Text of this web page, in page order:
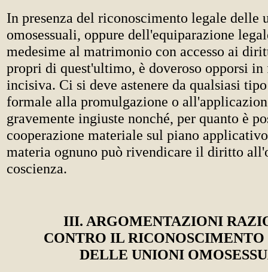
In presenza del riconoscimento legale delle
omosessuali, oppure dell'equiparazione
medesime al matrimonio con accesso ai
propri di quest'ultimo, è doveroso opporsi in
incisiva. Ci si deve astenere da qualsiasi
formale alla promulgazione o
gravemente ingiuste nonché, per quanto è
cooperazione materiale sul piano
materia ognuno può rivendicare il diritto
coscienza.
III. ARGOMENTAZIONI
CONTRO IL
DELLE UNIONI